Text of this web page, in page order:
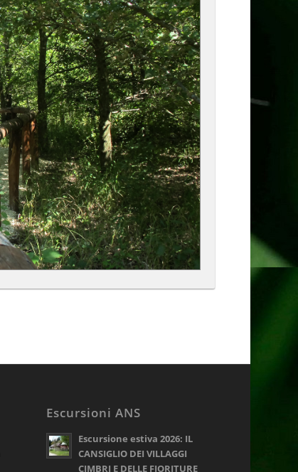
Escursioni ANS
Escursione estiva 2026: IL
CANSIGLIO DEI VILLAGGI
CIMBRI E DELLE FIORITURE